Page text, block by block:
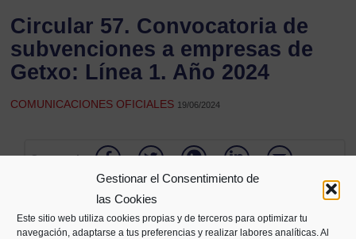
Gestionar el Consentimiento de
las Cookies
Este sitio web utiliza cookies propias y de terceros para optimizar tu
navegación, adaptarse a tus preferencias y realizar labores analíticas. Al
Circular 57. Convocatoria de
subvenciones a empresas de
Getxo: Línea 1. Año 2024
COMUNICACIONES OFICIALES 19/06/2024
Compartir